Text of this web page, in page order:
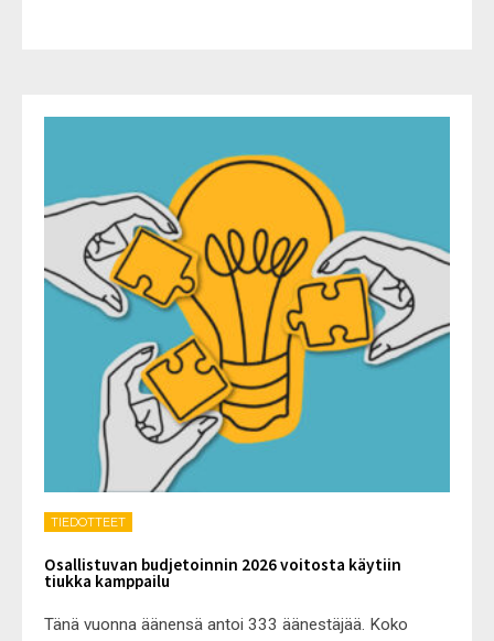
TIEDOTTEET
Osallistuvan budjetoinnin 2026 voitosta käytiin
tiukka kamppailu
Tänä vuonna äänensä antoi 333 äänestäjää. Koko